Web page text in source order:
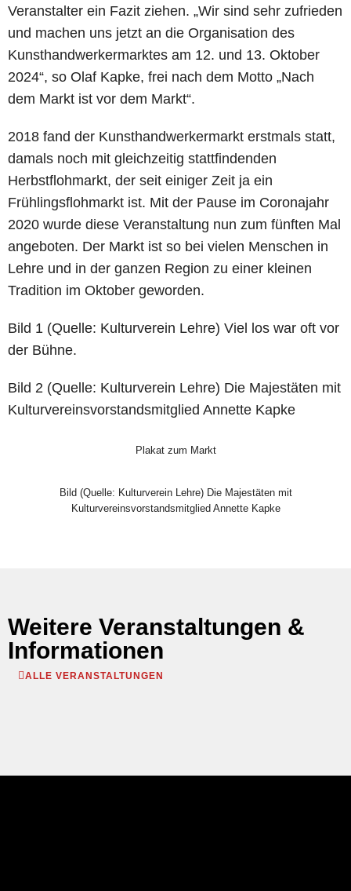
Veranstalter ein Fazit ziehen. „Wir sind sehr zufrieden
und machen uns jetzt an die Organisation des
Kunsthandwerkermarktes am 12. und 13. Oktober
2024“, so Olaf Kapke, frei nach dem Motto „Nach
dem Markt ist vor dem Markt“.
2018 fand der Kunsthandwerkermarkt erstmals statt,
damals noch mit gleichzeitig stattfindenden
Herbstflohmarkt, der seit einiger Zeit ja ein
Frühlingsflohmarkt ist. Mit der Pause im Coronajahr
2020 wurde diese Veranstaltung nun zum fünften Mal
angeboten. Der Markt ist so bei vielen Menschen in
Lehre und in der ganzen Region zu einer kleinen
Tradition im Oktober geworden.
Bild 1 (Quelle: Kulturverein Lehre) Viel los war oft vor
der Bühne.
Bild 2 (Quelle: Kulturverein Lehre) Die Majestäten mit
Kulturvereinsvorstandsmitglied Annette Kapke
Plakat zum Markt
Bild (Quelle: Kulturverein Lehre) Die Majestäten mit
Kulturvereinsvorstandsmitglied Annette Kapke
Weitere Veranstaltungen &
Informationen
ALLE VERANSTALTUNGEN